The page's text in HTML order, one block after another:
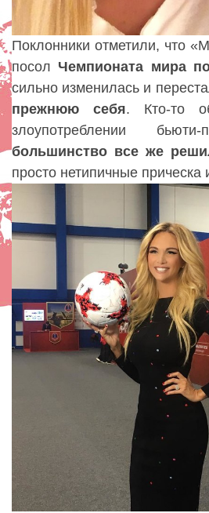
Поклонники отметили, что
посол Чемпионата мира
сильно изменилась и
прежнюю
себя. Кто-то
злоупотреблении
большинство все же
просто нетипичные прическа